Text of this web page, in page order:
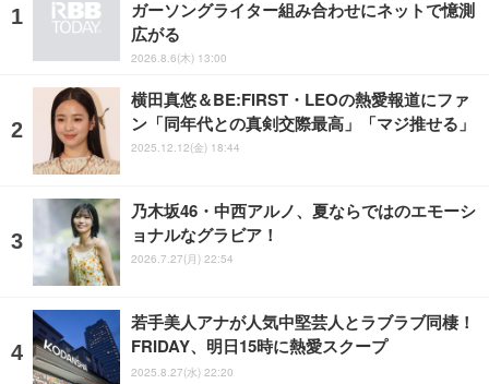
ガーソングライター組み合わせにネットで憶測
広がる
2026.8.6(木) 13:00
横田真悠＆BE:FIRST・LEOの熱愛報道にファ
ン「同年代との真剣交際最高」「マジ推せる」
2025.12.12(金) 18:44
乃木坂46・中西アルノ、夏ならではのエモーシ
ョナルなグラビア！
2026.7.27(月) 22:54
若手美人アナが人気中堅芸人とラブラブ同棲！
FRIDAY、明日15時に熱愛スクープ
2025.8.27(水) 22:20